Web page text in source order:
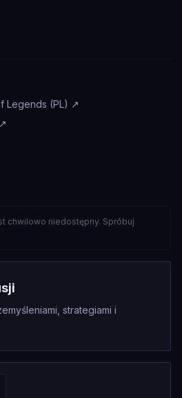
Legends (PL) ↗
↗
chwilowo niedostępny. Spróbuj
strategiami i